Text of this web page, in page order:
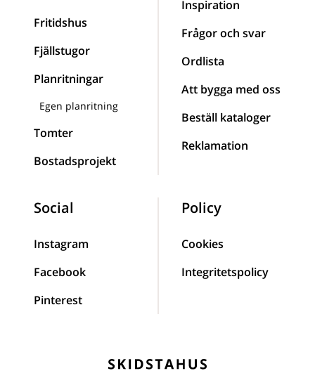
Fritidshus
Fjällstugor
Planritningar
Egen planritning
Tomter
Bostadsprojekt
Inspiration
Frågor och svar
Ordlista
Att bygga med oss
Beställ kataloger
Reklamation
Social
Instagram
Facebook
Pinterest
Policy
Cookies
Integritetspolicy